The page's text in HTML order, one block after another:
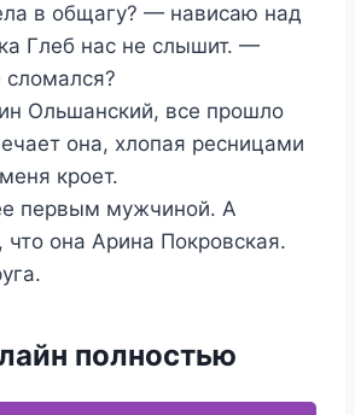
в общагу? — нависаю над
Глеб нас не слышит. —
сломался?
Ольшанский, все прошло
она, хлопая ресницами
кроет.
первым мужчиной. А
что она Арина Покровская.
полностью